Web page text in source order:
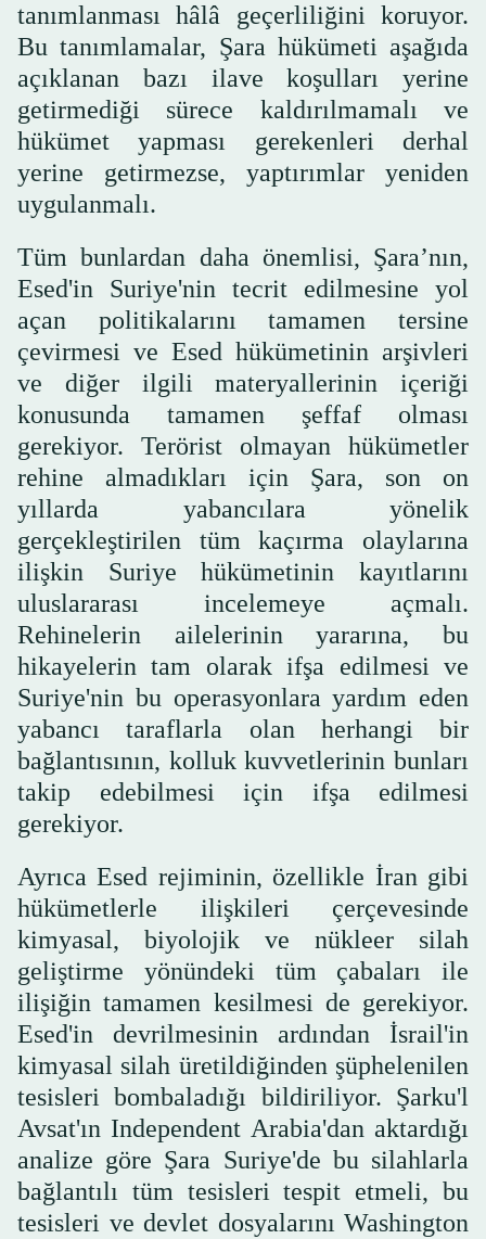
tanımlanması hâlâ geçerliliğini koruyor.
Bu tanımlamalar, Şara hükümeti aşağıda
açıklanan bazı ilave koşulları yerine
getirmediği sürece kaldırılmamalı ve
hükümet yapması gerekenleri derhal
yerine getirmezse, yaptırımlar yeniden
uygulanmalı.
Tüm bunlardan daha önemlisi, Şara’nın,
Esed'in Suriye'nin tecrit edilmesine yol
açan politikalarını tamamen tersine
çevirmesi ve Esed hükümetinin arşivleri
ve diğer ilgili materyallerinin içeriği
konusunda tamamen şeffaf olması
gerekiyor. Terörist olmayan hükümetler
rehine almadıkları için Şara, son on
yıllarda yabancılara yönelik
gerçekleştirilen tüm kaçırma olaylarına
ilişkin Suriye hükümetinin kayıtlarını
uluslararası incelemeye açmalı.
Rehinelerin ailelerinin yararına, bu
hikayelerin tam olarak ifşa edilmesi ve
Suriye'nin bu operasyonlara yardım eden
yabancı taraflarla olan herhangi bir
bağlantısının, kolluk kuvvetlerinin bunları
takip edebilmesi için ifşa edilmesi
gerekiyor.
Ayrıca Esed rejiminin, özellikle İran gibi
hükümetlerle ilişkileri çerçevesinde
kimyasal, biyolojik ve nükleer silah
geliştirme yönündeki tüm çabaları ile
ilişiğin tamamen kesilmesi de gerekiyor.
Esed'in devrilmesinin ardından İsrail'in
kimyasal silah üretildiğinden şüphelenilen
tesisleri bombaladığı bildiriliyor. Şarku'l
Avsat'ın Independent Arabia'dan aktardığı
analize göre Şara Suriye'de bu silahlarla
bağlantılı tüm tesisleri tespit etmeli, bu
tesisleri ve devlet dosyalarını Washington